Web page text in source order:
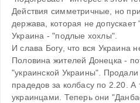
Действия симметричные, но
держава, которая не
Украина - "подлые хохлы".
И слава Богу, что вся Украина
Половина жителей Донецка -
"украинской Украины".
прадедов за колбасу по 2.20.
украинцами. Теперь они